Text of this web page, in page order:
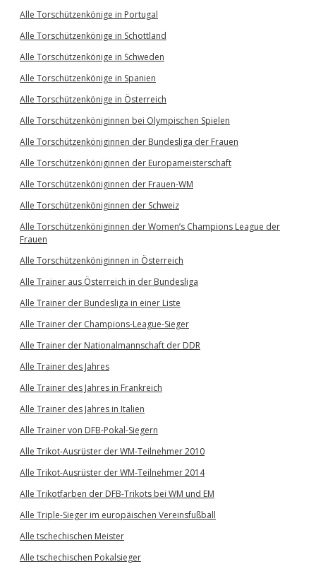
Alle Torschützenkönige in Portugal
Alle Torschützenkönige in Schottland
Alle Torschützenkönige in Schweden
Alle Torschützenkönige in Spanien
Alle Torschützenkönige in Österreich
Alle Torschützenköniginnen bei Olympischen Spielen
Alle Torschützenköniginnen der Bundesliga der Frauen
Alle Torschützenköniginnen der Europameisterschaft
Alle Torschützenköniginnen der Frauen-WM
Alle Torschützenköniginnen der Schweiz
Alle Torschützenköniginnen der Women’s Champions League der
Frauen
Alle Torschützenköniginnen in Österreich
Alle Trainer aus Österreich in der Bundesliga
Alle Trainer der Bundesliga in einer Liste
Alle Trainer der Champions-League-Sieger
Alle Trainer der Nationalmannschaft der DDR
Alle Trainer des Jahres
Alle Trainer des Jahres in Frankreich
Alle Trainer des Jahres in Italien
Alle Trainer von DFB-Pokal-Siegern
Alle Trikot-Ausrüster der WM-Teilnehmer 2010
Alle Trikot-Ausrüster der WM-Teilnehmer 2014
Alle Trikotfarben der DFB-Trikots bei WM und EM
Alle Triple-Sieger im europäischen Vereinsfußball
Alle tschechischen Meister
Alle tschechischen Pokalsieger